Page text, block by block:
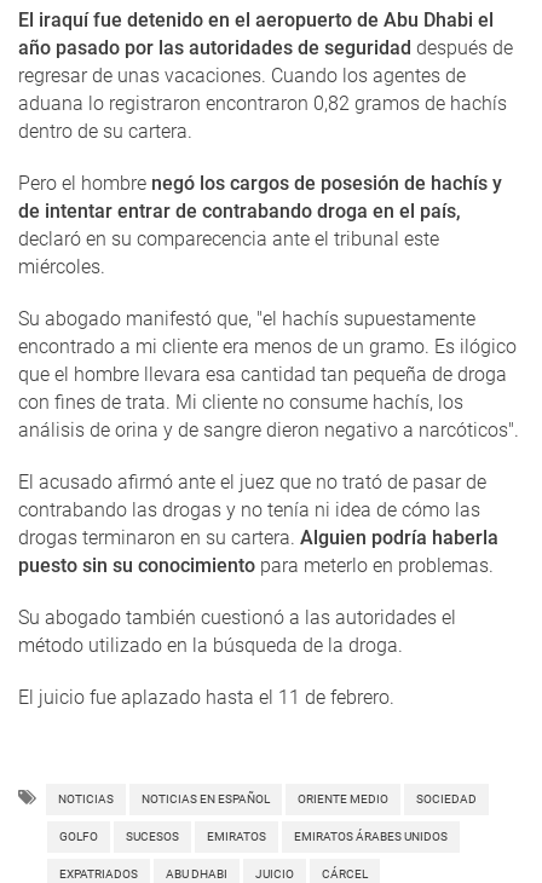
El iraquí fue detenido en el aeropuerto de Abu Dhabi el
año pasado por las autoridades de seguridad después de
regresar de unas vacaciones. Cuando los agentes de
aduana lo registraron encontraron 0,82 gramos de hachís
dentro de su cartera.
Pero el hombre negó los cargos de posesión de hachís y
de intentar entrar de contrabando droga en el país,
declaró en su comparecencia ante el tribunal este
miércoles.
Su abogado manifestó que, "el hachís supuestamente
encontrado a mi cliente era menos de un gramo. Es ilógico
que el hombre llevara esa cantidad tan pequeña de droga
con fines de trata. Mi cliente no consume hachís, los
análisis de orina y de sangre dieron negativo a narcóticos".
El acusado afirmó ante el juez que no trató de pasar de
contrabando las drogas y no tenía ni idea de cómo las
drogas terminaron en su cartera. Alguien podría haberla
puesto sin su conocimiento para meterlo en problemas.
Su abogado también cuestionó a las autoridades el
método utilizado en la búsqueda de la droga.
El juicio fue aplazado hasta el 11 de febrero.
NOTICIAS NOTICIAS EN ESPAÑOL ORIENTE MEDIO SOCIEDAD
GOLFO SUCESOS EMIRATOS EMIRATOS ÁRABES UNIDOS
EXPATRIADOS ABU DHABI JUICIO CÁRCEL